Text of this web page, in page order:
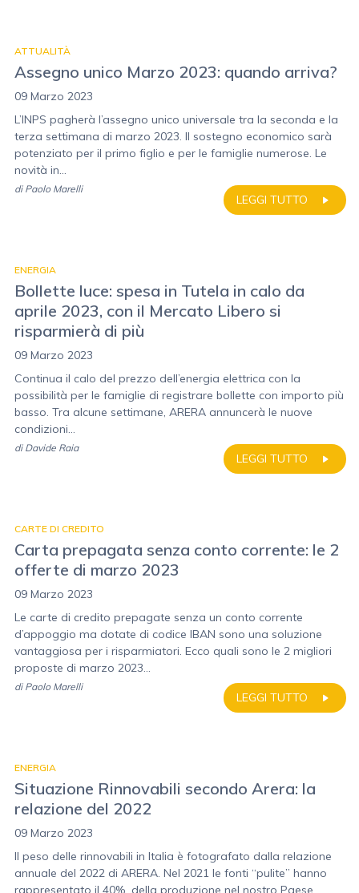
ATTUALITÀ
Assegno unico Marzo 2023: quando arriva?
09 Marzo 2023
L’INPS pagherà l’assegno unico universale tra la seconda e la
terza settimana di marzo 2023. Il sostegno economico sarà
potenziato per il primo figlio e per le famiglie numerose. Le
novità in...
LEGGI TUTTO
di Paolo Marelli
ENERGIA
Bollette luce: spesa in Tutela in calo da
aprile 2023, con il Mercato Libero si
risparmierà di più
09 Marzo 2023
Continua il calo del prezzo dell’energia elettrica con la
possibilità per le famiglie di registrare bollette con importo più
basso. Tra alcune settimane, ARERA annuncerà le nuove
condizioni...
LEGGI TUTTO
di Davide Raia
CARTE DI CREDITO
Carta prepagata senza conto corrente: le 2
offerte di marzo 2023
09 Marzo 2023
Le carte di credito prepagate senza un conto corrente
d’appoggio ma dotate di codice IBAN sono una soluzione
vantaggiosa per i risparmiatori. Ecco quali sono le 2 migliori
proposte di marzo 2023...
LEGGI TUTTO
di Paolo Marelli
ENERGIA
Situazione Rinnovabili secondo Arera: la
relazione del 2022
09 Marzo 2023
Il peso delle rinnovabili in Italia è fotografato dalla relazione
annuale del 2022 di ARERA. Nel 2021 le fonti “pulite” hanno
rappresentato il 40% della produzione nel nostro Paese.